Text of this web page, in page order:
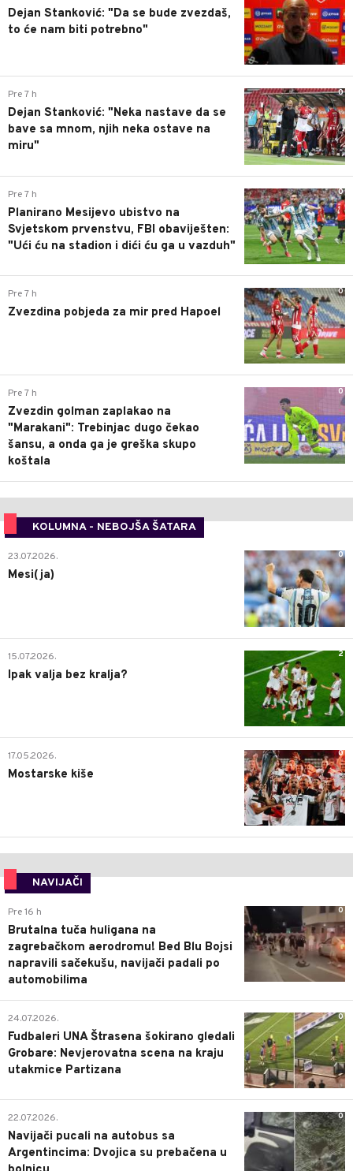
Dejan Stanković: "Da se bude zvezdaš,
to će nam biti potrebno"
0
Pre 7 h
Dejan Stanković: "Neka nastave da se
bave sa mnom, njih neka ostave na
miru"
0
Pre 7 h
Planirano Mesijevo ubistvo na
Svjetskom prvenstvu, FBI obaviješten:
"Ući ću na stadion i dići ću ga u vazduh"
0
Pre 7 h
Zvezdina pobjeda za mir pred Hapoel
0
Pre 7 h
Zvezdin golman zaplakao na
"Marakani": Trebinjac dugo čekao
šansu, a onda ga je greška skupo
koštala
KOLUMNA - NEBOJŠA ŠATARA
0
23.07.2026.
Mesi(ja)
2
15.07.2026.
Ipak valja bez kralja?
0
17.05.2026.
Mostarske kiše
NAVIJAČI
0
Pre 16 h
Brutalna tuča huligana na
zagrebačkom aerodromu! Bed Blu Bojsi
napravili sačekušu, navijači padali po
automobilima
0
24.07.2026.
Fudbaleri UNA Štrasena šokirano gledali
Grobare: Nevjerovatna scena na kraju
utakmice Partizana
0
22.07.2026.
Navijači pucali na autobus sa
Argentincima: Dvojica su prebačena u